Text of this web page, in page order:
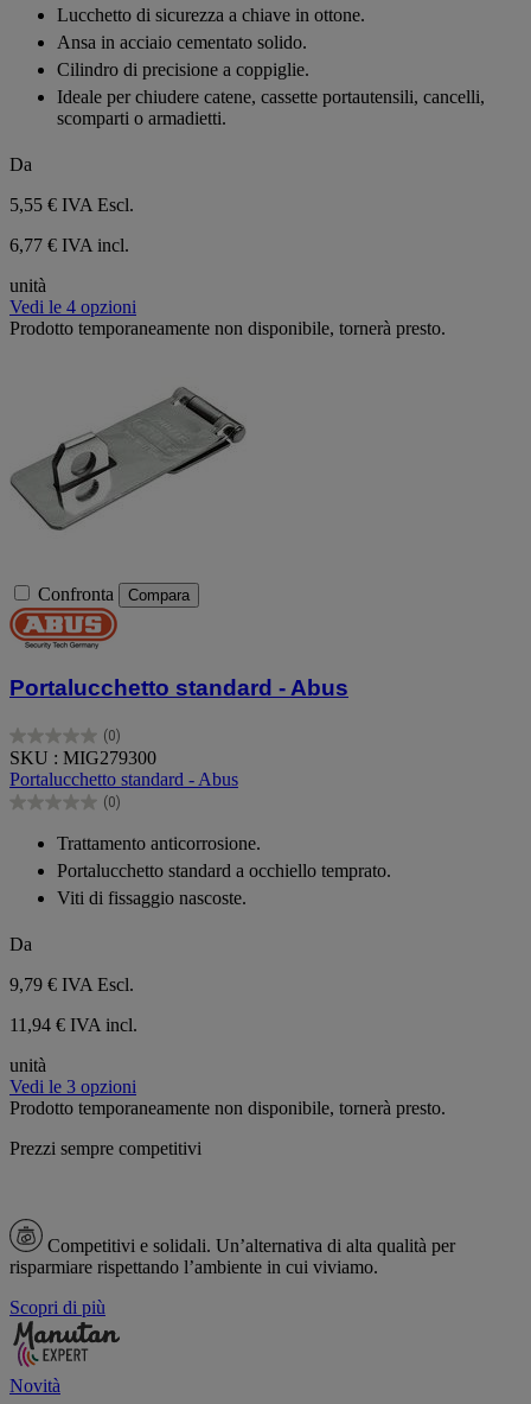
stelle.
Lucchetto di sicurezza a chiave in ottone.
Ansa in acciaio cementato solido.
Cilindro di precisione a coppiglie.
Ideale per chiudere catene, cassette portautensili, cancelli,
scomparti o armadietti.
Da
5,55 € IVA Escl.
6,77 € IVA incl.
unità
Vedi le 4 opzioni
Prodotto temporaneamente non disponibile, tornerà presto.
Confronta Compara
Portalucchetto standard - Abus
(0)
0.0
su
5
stelle.
SKU : MIG279300
Portalucchetto standard - Abus
(0)
0.0
stelle.
Trattamento anticorrosione.
Portalucchetto standard a occhiello temprato.
Viti di fissaggio nascoste.
Da
9,79 € IVA Escl.
11,94 € IVA incl.
unità
Vedi le 3 opzioni
Prodotto temporaneamente non disponibile, tornerà presto.
Prezzi sempre competitivi
Competitivi e solidali. Un’alternativa di alta qualità per
risparmiare rispettando l’ambiente in cui viviamo.
Scopri di più
Novità